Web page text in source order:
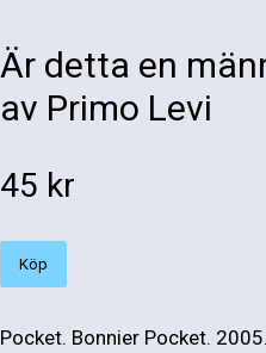
Är detta en
av Primo Levi
45 kr
Köp
Pocket. Bonnier Pocket.